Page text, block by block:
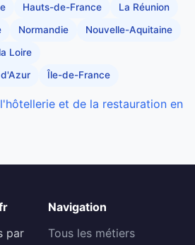
Hauts-de-France La Réunion
Normandie Nouvelle-Aquitaine
Loire
Île-de-France
et de la restauration en
par
Navigation
Tous les métiers